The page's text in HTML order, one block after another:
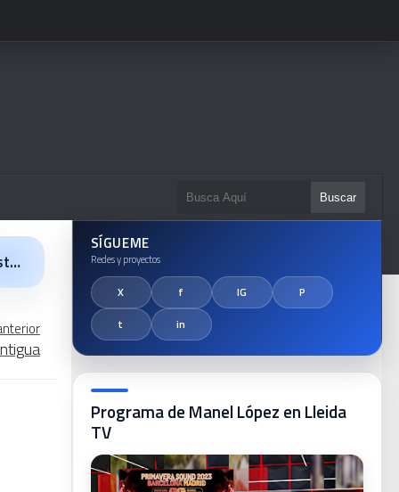
SÍGUEME
Programa de Manel López en Lleida
TV